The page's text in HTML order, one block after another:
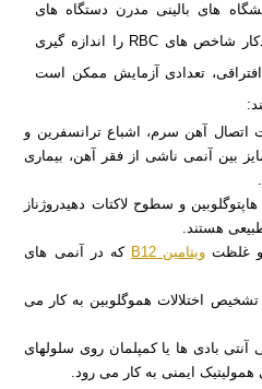
های بالینی مدرن دستگاه های
تخصصی و پیشرفته به طور خودکار شاخص های RBC را اندازه گیری
تعدادی آزمایش ممکن است
آهن سرم، اشباع ترانسفرین و
بین آنمی ناشی از فقر آهن، بیماری
و سطوح لاکتات دهیدروژناز
هستند.
و غلظتویتامین B12
که در آنمی های
تشخیص اختلالات هموگلوبین به کار می
بادی ها یا کمپلمان روی سلولهای
ایمنی به کار می رود.